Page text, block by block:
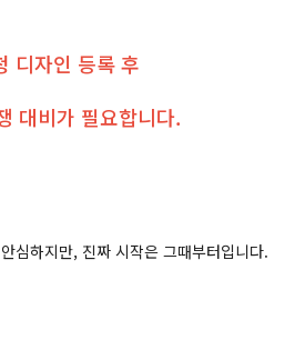
디자인 등록 후
대비가 필요합니다.
심하지만, 진짜 시작은 그때부터입니다.